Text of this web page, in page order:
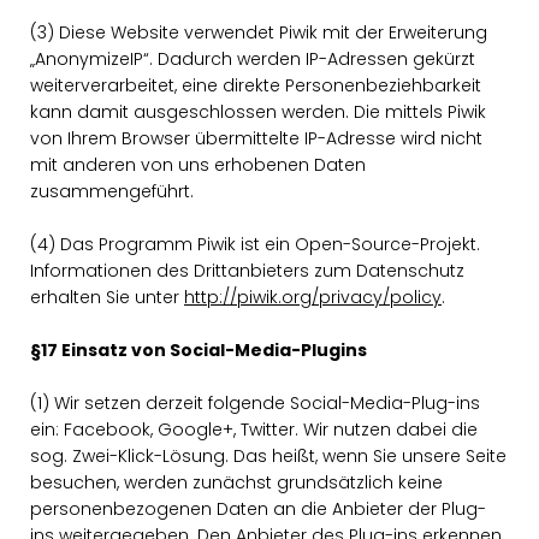
(3) Diese Website verwendet Piwik mit der Erweiterung
AnonymizeIP“. Dadurch werden IP-Adressen gekürzt
weiterverarbeitet, eine direkte Personenbeziehbarkeit
kann damit ausgeschlossen werden. Die mittels Piwik
von Ihrem Browser übermittelte IP-Adresse wird nicht
mit anderen von uns erhobenen Daten
zusammengeführt.
(4) Das Programm Piwik ist ein Open-Source-Projekt.
Informationen des Drittanbieters zum Datenschutz
erhalten Sie unter http://piwik.org/privacy/policy.
§17 Einsatz von Social-Media-Plugins
(1) Wir setzen derzeit folgende Social-Media-Plug-ins
ein: Facebook, Google+, Twitter. Wir nutzen dabei die
sog. Zwei-Klick-Lösung. Das heißt, wenn Sie unsere Seite
besuchen, werden zunächst grundsätzlich keine
personenbezogenen Daten an die Anbieter der Plug-